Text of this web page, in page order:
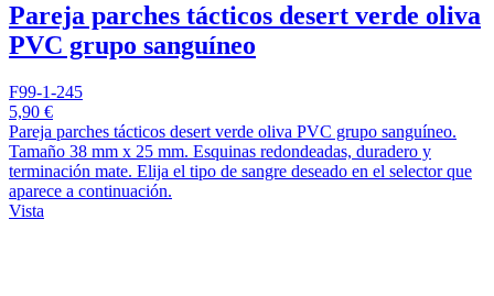
Pareja parches tácticos desert verde oliva
PVC grupo sanguíneo
F99-1-245
5,90 €
Pareja parches tácticos desert verde oliva PVC grupo sanguíneo.
Tamaño 38 mm x 25 mm. Esquinas redondeadas, duradero y
terminación mate. Elija el tipo de sangre deseado en el selector que
aparece a continuación.
Vista